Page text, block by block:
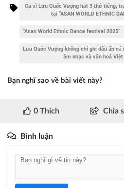
Ca sĩ Lưu Quốc Vượng hát 3 thứ tiếng,
tại “ASAN WORLD ETHNIC
“Asan World Ethnic Dance festival 2025”
Lưu Quốc Vượng không chỉ ghi dấu ấn
âm nhạc và văn hoá
Bạn nghĩ sao về bài viết này?
0 Thích Chia
Bình luận